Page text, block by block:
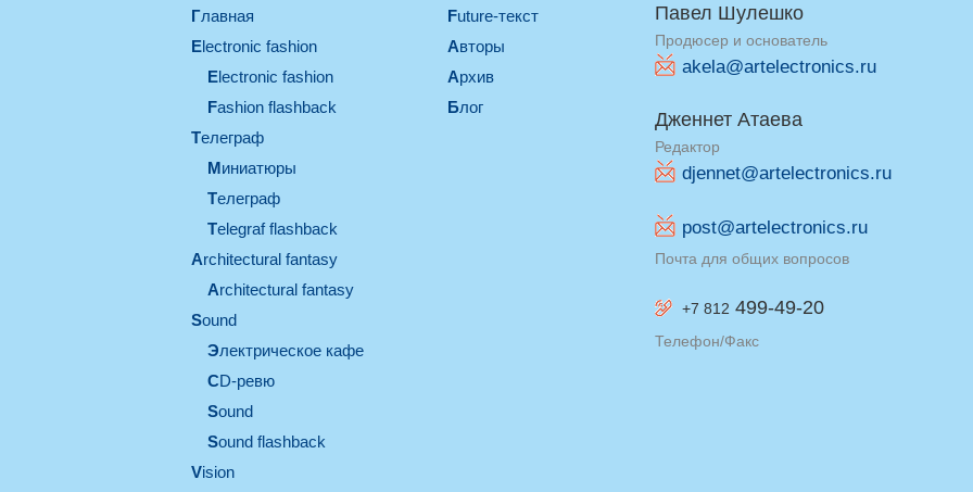
Главная
electronic fashion
electronic fashion
Fashion flashback
телеграф
миниатюры
телеграф
Telegraf flashback
architectural fantasy
architectural fantasy
sound
электрическое кафе
CD-ревю
sound
Sound flashback
vision
Future-текст
Авторы
Архив
Блог
Павел Шулешко
Продюсер и основатель
akela@artelectronics.ru
Дженнет Атаева
Редактор
djennet@artelectronics.ru
post@artelectronics.ru
Почта для общих вопросов
+7 812 499-49-20
Телефон/Факс